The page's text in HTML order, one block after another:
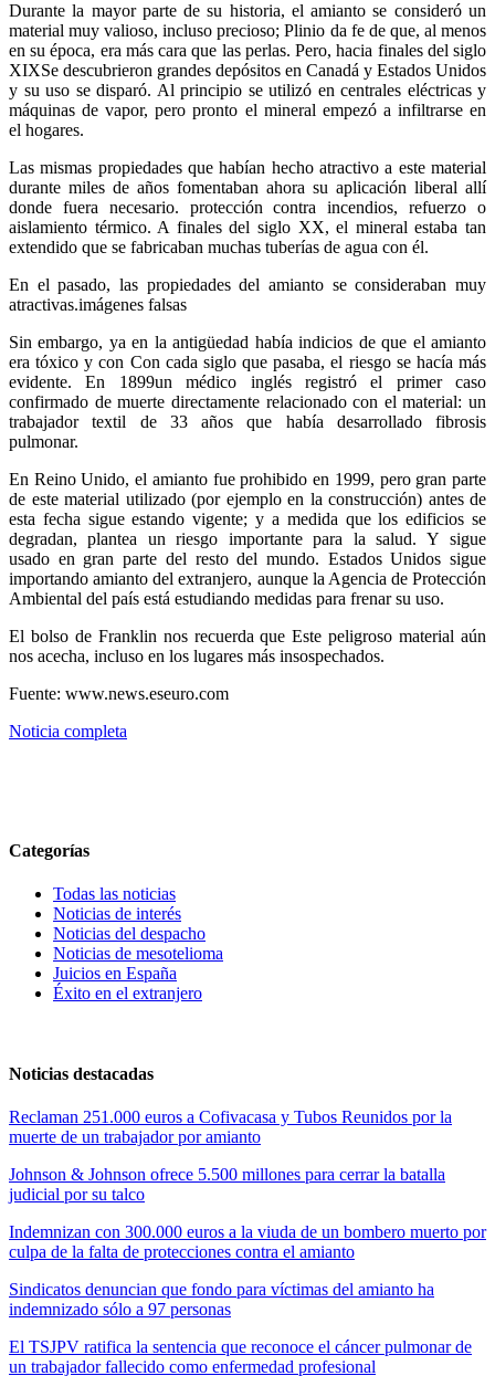
Durante la mayor parte de su historia, el amianto se consideró un
material muy valioso, incluso precioso; Plinio da fe de que, al menos
en su época, era más cara que las perlas. Pero, hacia finales del siglo
XIXSe descubrieron grandes depósitos en Canadá y Estados Unidos
y su uso se disparó. Al principio se utilizó en centrales eléctricas y
máquinas de vapor, pero pronto el mineral empezó a infiltrarse en
el hogares.
Las mismas propiedades que habían hecho atractivo a este material
durante miles de años fomentaban ahora su aplicación liberal allí
donde fuera necesario. protección contra incendios, refuerzo o
aislamiento térmico. A finales del siglo XX, el mineral estaba tan
extendido que se fabricaban muchas tuberías de agua con él.
En el pasado, las propiedades del amianto se consideraban muy
atractivas.imágenes falsas
Sin embargo, ya en la antigüedad había indicios de que el amianto
era tóxico y con Con cada siglo que pasaba, el riesgo se hacía más
evidente. En 1899un médico inglés registró el primer caso
confirmado de muerte directamente relacionado con el material: un
trabajador textil de 33 años que había desarrollado fibrosis
pulmonar.
En Reino Unido, el amianto fue prohibido en 1999, pero gran parte
de este material utilizado (por ejemplo en la construcción) antes de
esta fecha sigue estando vigente; y a medida que los edificios se
degradan, plantea un riesgo importante para la salud. Y sigue
usado en gran parte del resto del mundo. Estados Unidos sigue
importando amianto del extranjero, aunque la Agencia de Protección
Ambiental del país está estudiando medidas para frenar su uso.
El bolso de Franklin nos recuerda que Este peligroso material aún
nos acecha, incluso en los lugares más insospechados.
Fuente: www.news.eseuro.com
Noticia completa
Categorías
Todas las noticias
Noticias de interés
Noticias del despacho
Noticias de mesotelioma
Juicios en España
Éxito en el extranjero
Noticias destacadas
Reclaman 251.000 euros a Cofivacasa y Tubos Reunidos por la
muerte de un trabajador por amianto
Johnson & Johnson ofrece 5.500 millones para cerrar la batalla
judicial por su talco
Indemnizan con 300.000 euros a la viuda de un bombero muerto por
culpa de la falta de protecciones contra el amianto
Sindicatos denuncian que fondo para víctimas del amianto ha
indemnizado sólo a 97 personas
El TSJPV ratifica la sentencia que reconoce el cáncer pulmonar de
un trabajador fallecido como enfermedad profesional